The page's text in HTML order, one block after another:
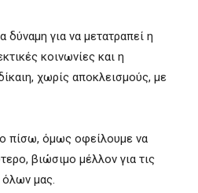
δύναμη για να μετατραπεί η
κοινωνίες και η
χωρίς αποκλεισμούς, με
πίσω, όμως οφείλουμε να
βιώσιμο μέλλον για τις
όλων μας.